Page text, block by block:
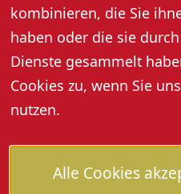
kombinieren, die Sie
haben oder die sie
Dienste gesammelt
Cookies zu, wenn Sie
nutzen.
Alle Cookies